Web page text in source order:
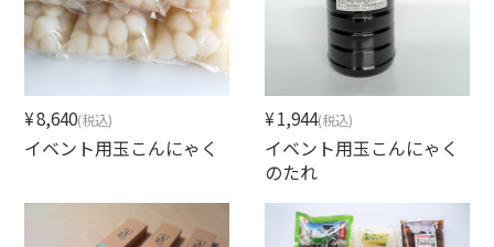
¥8,640(税込)
イベント用玉こんにゃく
¥1,944(税込)
イベント用玉こんにゃく
のたれ